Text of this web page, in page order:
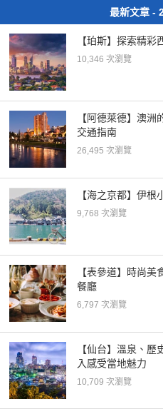
最新文章 -
【珀斯】探索精
10,346 次瀏覽
【阿德萊德】澳洲
交通指南
26,495 次瀏覽
【海之京都】伊
9,768 次瀏覽
【表參道】時尚
餐廳
6,797 次瀏覽
【仙台】溫泉、
入感受當地魅力
10,709 次瀏覽